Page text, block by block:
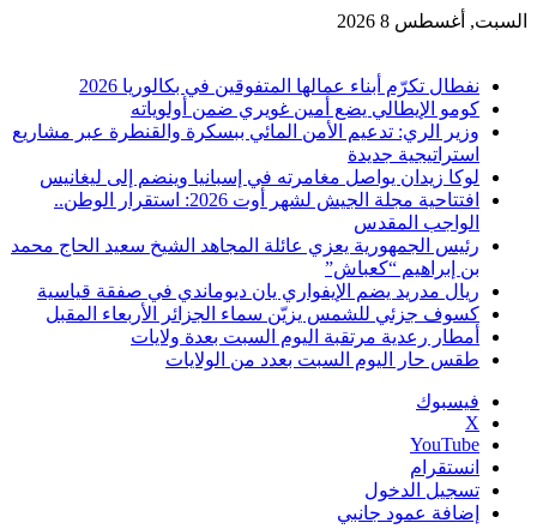
السبت, أغسطس 8 2026
نفطال تكرّم أبناء عمالها المتفوقين في بكالوريا 2026
كومو الإيطالي يضع أمين غويري ضمن أولوياته
وزير الري: تدعيم الأمن المائي ببسكرة والقنطرة عبر مشاريع
استراتيجية جديدة
لوكا زيدان يواصل مغامرته في إسبانيا وينضم إلى ليغانيس
افتتاحية مجلة الجيش لشهر أوت 2026: استقرار الوطن..
الواجب المقدس
رئيس الجمهورية يعزي عائلة المجاهد الشيخ سعيد الحاج محمد
بن إبراهيم “كعباش”
ريال مدريد يضم الإيفواري يان ديوماندي في صفقة قياسية
كسوف جزئي للشمس يزيّن سماء الجزائر الأربعاء المقبل
أمطار رعدية مرتقبة اليوم السبت بعدة ولايات
طقس حار اليوم السبت بعدد من الولايات
فيسبوك
‫X
‫YouTube
انستقرام
تسجيل الدخول
إضافة عمود جانبي